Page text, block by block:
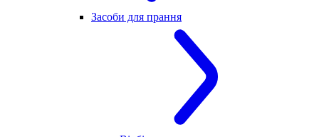
Засоби для прання